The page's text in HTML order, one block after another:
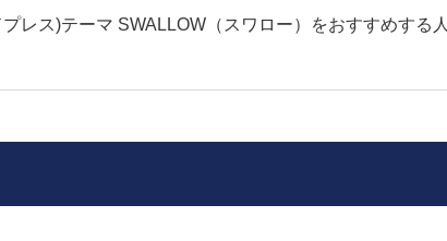
レス)テーマ SWALLOW（スワロー）をおすすめする人